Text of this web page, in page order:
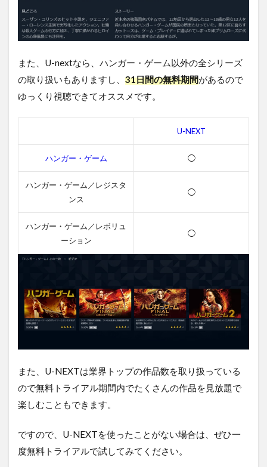
また、U-nextなら、ハンガー・ゲーム以外の全シリーズ
の取り扱いもありますし、 31日間の無料期間があるので
ゆっくり視聴できてオススメです。
U-NEXT
ハンガー・ゲーム ◯
ハンガー・ゲーム／レジスタ
ンス
◯
ハンガー・ゲーム／レボリュ
ーション
◯
また、U-NEXTは業界トップの作品数を取り扱っている
ので無料トライアル期間内でたくさんの作品を見放題で
楽しむこともできます。
ですので、U-NEXTを使ったことがない場合は、ぜひ一
度無料トライアルで試してみてください。